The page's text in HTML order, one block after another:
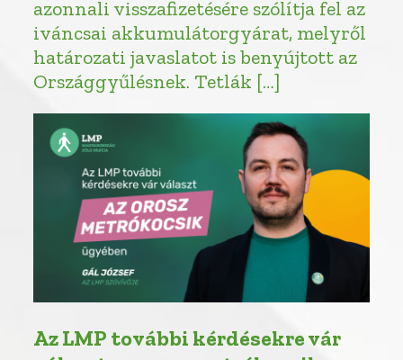
azonnali visszafizetésére szólítja fel az
iváncsai akkumulátorgyárat, melyről
határozati javaslatot is benyújtott az
Országgyűlésnek. Tetlák […]
Az LMP további kérdésekre vár